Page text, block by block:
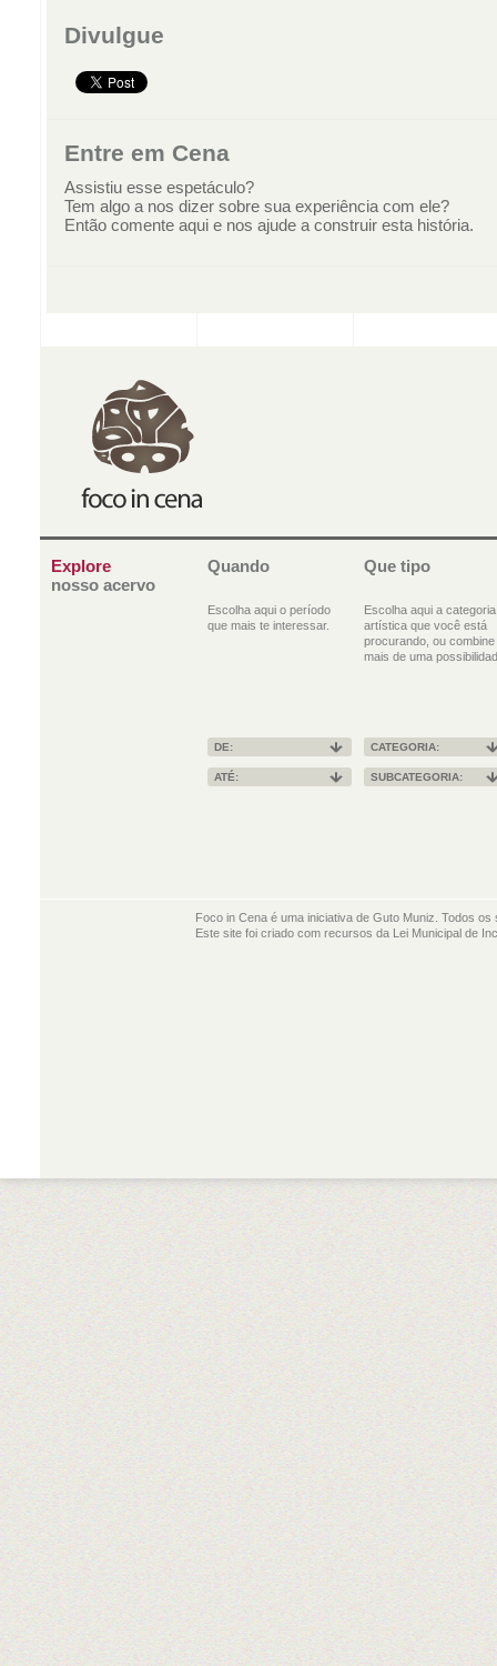
Divulgue
Entre em Cena
Assistiu esse espetáculo?
Tem algo a nos dizer sobre sua experiência com ele?
Então comente aqui e nos ajude a construir esta história.
Explore
nosso acervo
Quando
Escolha aqui o período
que mais te interessar.
Que tipo
Escolha aqui a categoria
artística que você está
procurando, ou combine
mais de uma
DE:
ATÉ:
CATEGORIA:
SUBCATEGORIA:
Foco in Cena é uma iniciativa de Guto Muniz. Todos
Este site foi criado com recursos da Lei Municipal de